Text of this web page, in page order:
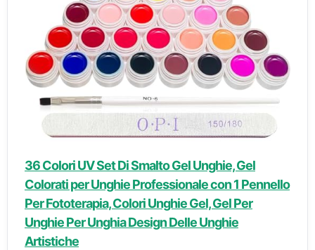
36 Colori UV Set Di Smalto Gel Unghie, Gel
Colorati per Unghie Professionale con 1 Pennello
Per Fototerapia, Colori Unghie Gel, Gel Per
Unghie Per Unghia Design Delle Unghie
Artistiche